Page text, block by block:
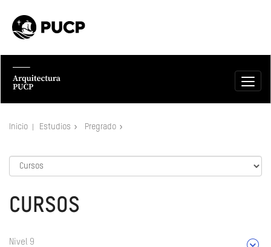
Inicio Estudios Pregrado
CURSOS
Nivel 9